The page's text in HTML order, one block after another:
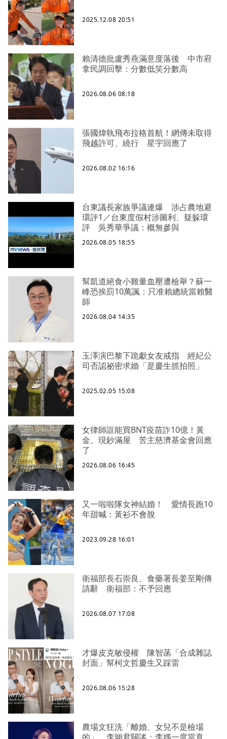
2025.12.08 20:51
賴清德批盧秀燕滿意度落後 中市府
拿民調回擊：分數低笑分數高
2026.08.06 08:18
張國煒執飛布拉格首航！網傳未取得
飛越許可、繞行 星宇回應了
2026.08.02 16:16
台東議長家族爭議連爆 涉占農地避
環評1／台東度假村涉圖利、疑躲環
評 吳秀華爭議：概無參與
2026.08.05 18:55
幫凱道絕食小雞量血壓遭檢舉？蘇一
峰恐挨罰10萬諷：只准賴總統當賴醫
師
2026.08.04 14:35
玉澤演巴黎下跪獻女友戒指 經紀公
司否認祕密求婚「是慶生抓拍照」
2025.02.05 15:08
女律師誆能買BNT疫苗詐10億！黃
金、現鈔滿屋 苦主慈濟基金會回應
了
2026.08.06 16:45
又一啦啦隊女神結婚！ 愛情長跑10
年甜喊：黃衫不會脫
2023.09.28 16:01
衛福部長石崇良、食藥署長姜至剛傳
請辭 衛福部：不予回應
2026.08.07 17:08
才爆皮克敏侵權 陳智菡「合成雜誌
封面」幫柯文哲慶生又踩雷
2026.08.06 15:28
農場文狂洗「離婚、女兒不是檢場